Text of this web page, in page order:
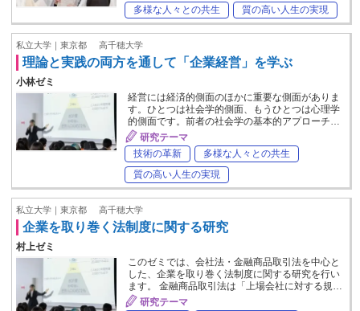
多様な人々との共生
質の高い人生の実現
私立大学｜東京都 高千穂大学
理論と実践の両方を通して「企業経営」を学ぶ
小林ゼミ
経営には経済的側面のほかに重要な側面がありま
す。ひとつは社会学的側面、もうひとつは心理学
的側面です。前者の社会学の基本的アプローチ…
研究テーマ
技術の革新
多様な人々との共生
質の高い人生の実現
私立大学｜東京都 高千穂大学
企業を取り巻く法制度に関する研究
村上ゼミ
このゼミでは、会社法・金融商品取引法を中心と
した、企業を取り巻く法制度に関する研究を行い
ます。 金融商品取引法は「上場会社に対する規…
研究テーマ